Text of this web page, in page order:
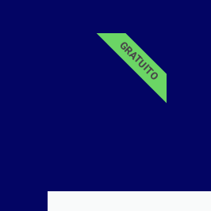
GRATUITO